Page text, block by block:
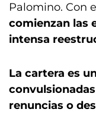
Palomino. Con
comienzan las
intensa
La cartera es
renuncias o